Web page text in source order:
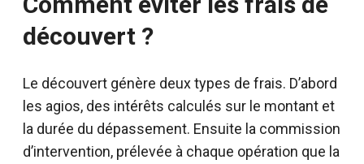
découvert ?
Le découvert génère deux types de frais. D’abord
les agios, des intérêts calculés sur le montant et
la durée du dépassement. Ensuite la commission
d’intervention, prélevée à chaque opération que la